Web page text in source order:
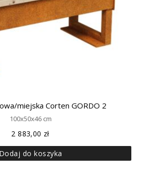
miejska Corten GORDO 2
100x50x46 cm
2 883,00 zł
Dodaj do koszyka